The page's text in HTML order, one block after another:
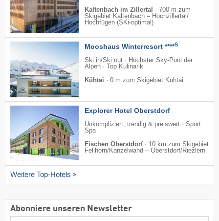
Kaltenbach im Zillertal · 700 m zum
Skigebiet Kaltenbach – Hochzillertal/​
Hochfügen (SKi-optimal)
Mooshaus Winterresort ****S
Ski in/Ski out · Höchster Sky-Pool der
Alpen · Top Kulinarik
Kühtai · 0 m zum Skigebiet Kühtai
Explorer Hotel Oberstdorf
Unkompliziert, trendig & preiswert · Sport
Spa
Fischen Oberstdorf· 10 km zum Skigebiet
Fellhorn/​Kanzelwand – Oberstdorf/​Riezlern
Weitere Top-Hotels
Abonniere unseren Newsletter